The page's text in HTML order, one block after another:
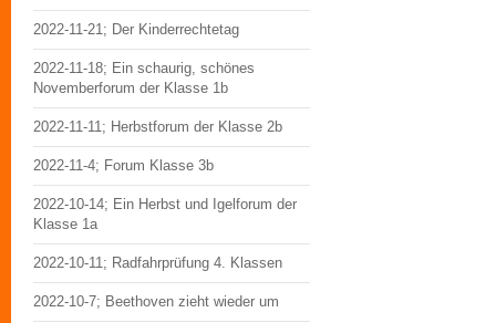
2022-11-21; Der Kinderrechtetag
2022-11-18; Ein schaurig, schönes
Novemberforum der Klasse 1b
2022-11-11; Herbstforum der Klasse 2b
2022-11-4; Forum Klasse 3b
2022-10-14; Ein Herbst und Igelforum der
Klasse 1a
2022-10-11; Radfahrprüfung 4. Klassen
2022-10-7; Beethoven zieht wieder um